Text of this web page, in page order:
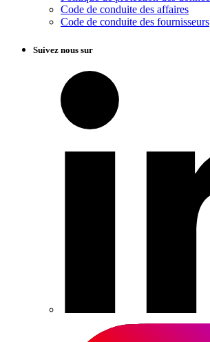
Code de conduite des affaires
Code de conduite des fournisseurs
Suivez nous sur